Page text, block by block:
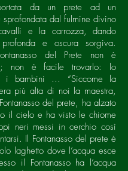
da un prete ad un
sprofondata dal fulmine divino
e la carrozza, dando
e oscura sorgiva.
del Prete non è
non è facile trovarlo: lo
i bambini … “Siccome la
più alta di noi la maestra,
del prete, ha alzato
il cielo e ha visto le chiome
neri messi in cerchio così
Il Fontanasso del prete è
laghetto dove l’acqua esce
il Fontanasso ha l’acqua